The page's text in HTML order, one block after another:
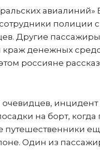
авиалиний»
полиции
Другие
краж денежных
россияне
очевидцев,
на борт,
Один из